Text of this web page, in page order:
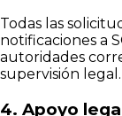
Todas las
notificaciones a
autoridades
supervisión legal.
4. Apoyo